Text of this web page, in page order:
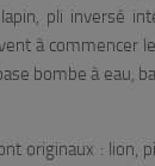
pli inversé
à commencer
bombe à eau,
originaux : lion,